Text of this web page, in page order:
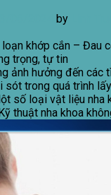
by
khớp cắn – Đau
trọng, tự tin
ảnh hưởng đến các
sót trong quá trình
số loại vật liệu nha
thuật nha khoa